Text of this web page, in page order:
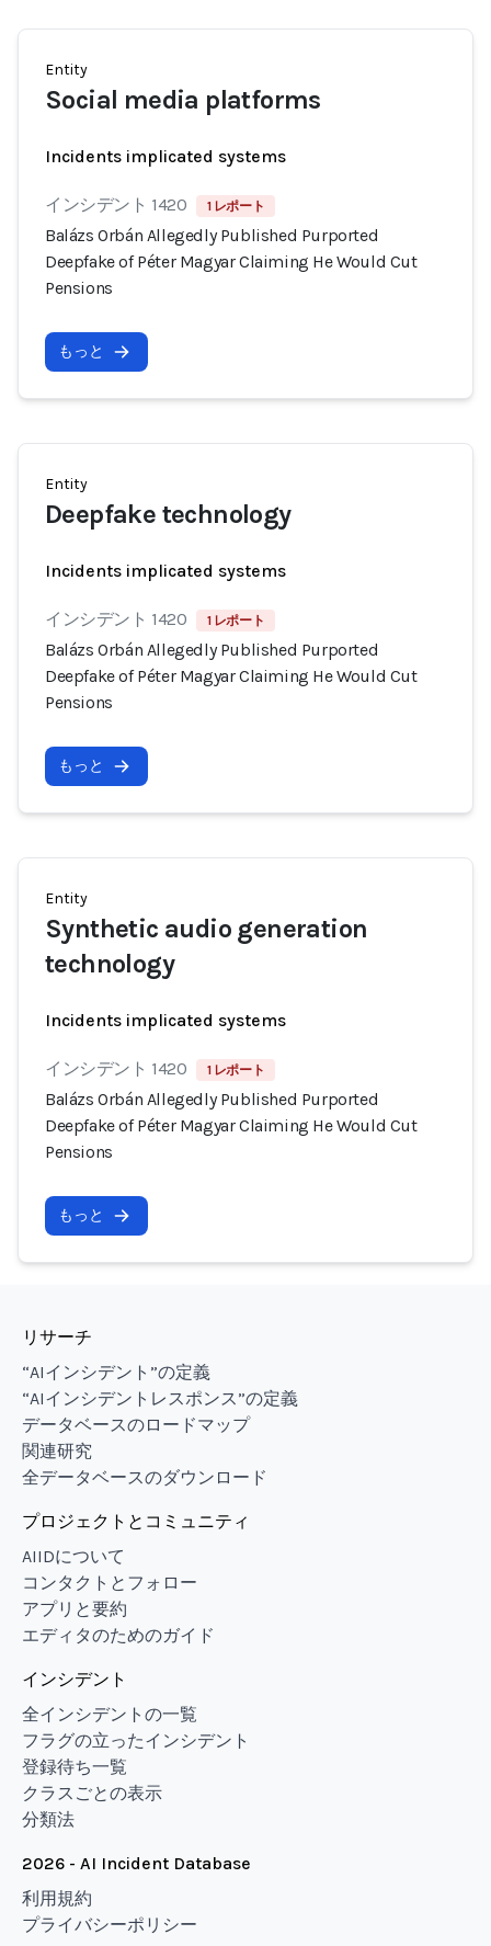
Entity
Social media platforms
Incidents implicated systems
インシデント 1420 1 レポート
Balázs Orbán Allegedly Published Purported
Deepfake of Péter Magyar Claiming He Would Cut
Pensions
もっと
Entity
Deepfake technology
Incidents implicated systems
インシデント 1420 1 レポート
Balázs Orbán Allegedly Published Purported
Deepfake of Péter Magyar Claiming He Would Cut
Pensions
もっと
Entity
Synthetic audio generation
technology
Incidents implicated systems
インシデント 1420 1 レポート
Balázs Orbán Allegedly Published Purported
Deepfake of Péter Magyar Claiming He Would Cut
Pensions
もっと
リサーチ
“AIインシデント”の定義
“AIインシデントレスポンス”の定義
データベースのロードマップ
関連研究
全データベースのダウンロード
プロジェクトとコミュニティ
AIIDについて
コンタクトとフォロー
アプリと要約
エディタのためのガイド
インシデント
全インシデントの一覧
フラグの立ったインシデント
登録待ち一覧
クラスごとの表示
分類法
2026 - AI Incident Database
利用規約
プライバシーポリシー